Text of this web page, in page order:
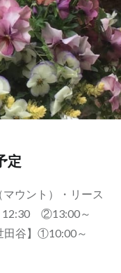
定
マウント）・リース
12:30 ②13:00～
田谷】①10:00～